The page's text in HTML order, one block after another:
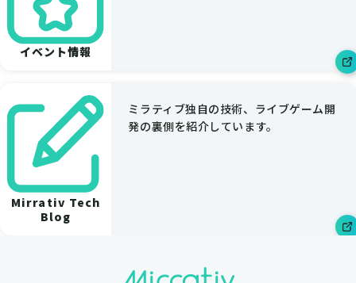
イベント情報
Mirrativ Tech
Blog
ミラティブ独自の技術、ライブゲーム開
発の裏側を紹介しています。